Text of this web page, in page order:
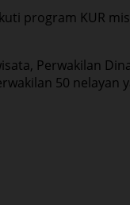
program KUR
Perwakilan
50 nelayan